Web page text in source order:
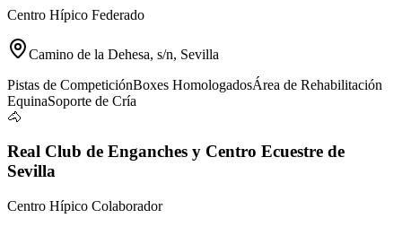
Centro Hípico Federado
Camino de la Dehesa, s/n, Sevilla
Pistas de CompeticiónBoxes HomologadosÁrea de Rehabilitación
EquinaSoporte de Cría
🐴
Real Club de Enganches y Centro Ecuestre de
Sevilla
Centro Hípico Colaborador